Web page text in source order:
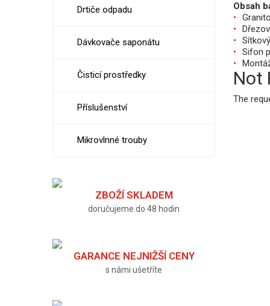
Obsah
Sifon
Not
The
Drtiče odpadu
Dávkovače saponátu
Čisticí prostředky
Příslušenství
Mikrovlnné trouby
ZBOŽÍ SKLADEM
doručujeme do 48 hodin
GARANCE NEJNIŽŠÍ CENY
s námi ušetříte